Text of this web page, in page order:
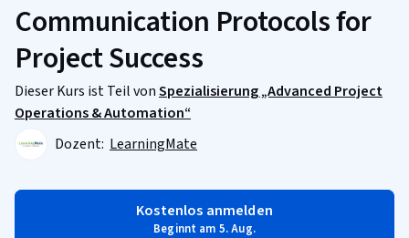
Communication Protocols for
Project Success
Dieser Kurs ist Teil vonSpezialisierung „Advanced Project
Operations & Automation“
Dozent: LearningMate
Kostenlos anmelden
Beginnt am 5. Aug.